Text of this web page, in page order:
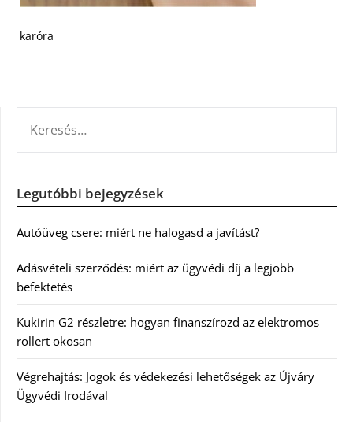
karóra
Legutóbbi bejegyzések
Autóüveg csere: miért ne halogasd a javítást?
Adásvételi szerződés: miért az ügyvédi díj a legjobb
befektetés
Kukirin G2 részletre: hogyan finanszírozd az elektromos
rollert okosan
Végrehajtás: Jogok és védekezési lehetőségek az Újváry
Ügyvédi Irodával